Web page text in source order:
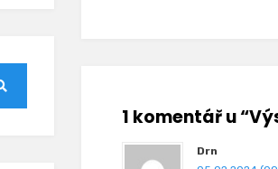
1 komentář u
Drn